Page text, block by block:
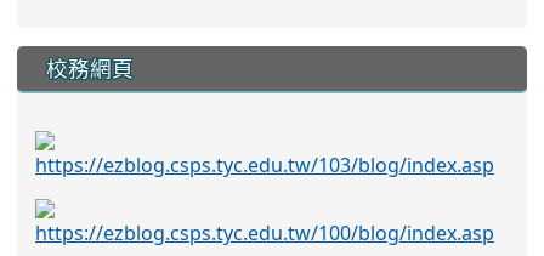
校務網頁